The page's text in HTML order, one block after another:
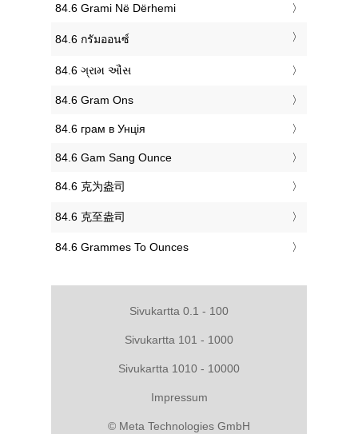
‎84.6 Grami Në Dërhemi
‎84.6 กรัมออนซ์
‎84.6 ગ્રામ ઔંસ
‎84.6 Gram Ons
‎84.6 грам в Унція
‎84.6 Gam Sang Ounce
‎84.6 克为盎司
‎84.6 克至盎司
‎84.6 Grammes To Ounces
Sivukartta 0.1 - 100
Sivukartta 101 - 1000
Sivukartta 1010 - 10000
Impressum
© Meta Technologies GmbH